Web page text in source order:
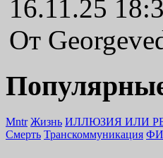
16.11.25
От
Mntr Жизнь ИЛЛЮЗИЯ ИЛИ
Смерть Транскоммуникация